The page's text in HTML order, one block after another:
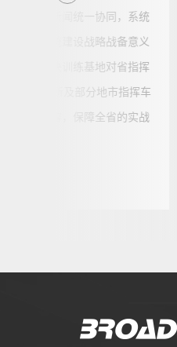
、评估、新闻统一协同，系统
良好，系统建设战略战备意义
续参与解决训练基地对省指挥
地市指挥所及部分地市指挥车
通系统扩容，保障全省的实战